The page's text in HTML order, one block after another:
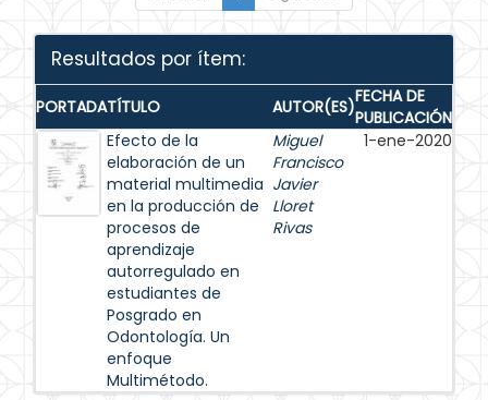
Resultados por ítem:
PORTADATÍTULO AUTOR(ES)FECHA DE
PUBLICACIÓN
Efecto de la
elaboración de un
material multimedia
en la producción de
procesos de
aprendizaje
autorregulado en
estudiantes de
Posgrado en
Odontología. Un
enfoque
Multimétodo.
Miguel
Francisco
Javier
Lloret
Rivas
1-ene-2020